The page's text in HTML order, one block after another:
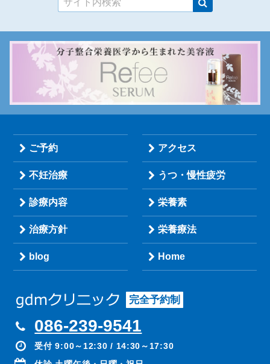
ご予約 アクセス
不妊治療 うつ・慢性疲労
診療内容 栄養素
治療方針 栄養療法
blog Home
完全予約制
086-239-9541
受付 9:00～12:30 / 14:30～17:30